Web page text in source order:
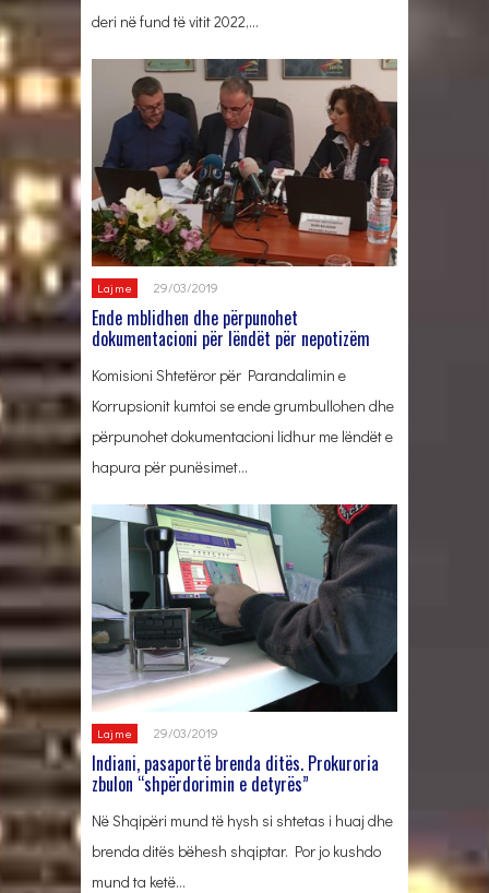
deri në fund të vitit 2022,…
Lajme 29/03/2019
Ende mblidhen dhe përpunohet
dokumentacioni për lëndët për nepotizëm
Komisioni Shtetëror për Parandalimin e
Korrupsionit kumtoi se ende grumbullohen dhe
përpunohet dokumentacioni lidhur me lëndët e
hapura për punësimet…
Lajme 29/03/2019
Indiani, pasaportë brenda ditës. Prokuroria
zbulon “shpërdorimin e detyrës”
Në Shqipëri mund të hysh si shtetas i huaj dhe
brenda ditës bëhesh shqiptar. Por jo kushdo
mund ta ketë…